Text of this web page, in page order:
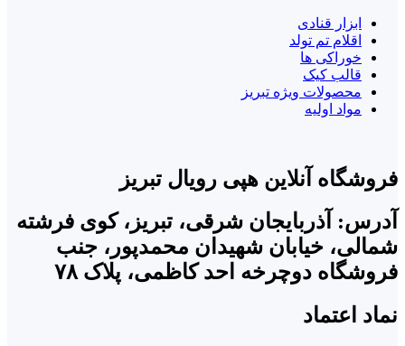
ابزار قنادی
اقلام تم تولد
خوراکی ها
قالب کیک
محصولات ویژه تبریز
مواد اولیه
فروشگاه آنلاین هپی رویال تبریز
آدرس: آذربایجان شرقی، تبریز، کوی فرشته
شمالی، خیابان شهیدان محمدپور، جنب
فروشگاه دوچرخه احد کاظمی، پلاک ۷۸
نماد اعتماد